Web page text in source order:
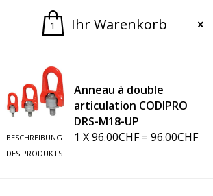
Bitte um ein Angebot
1 Ihr Warenkorb
BESCHREIBUNG
DES PRODUKTS
Anneau à double
articulation CODIPRO
DRS-M18-UP
1 X96.00CHF = 96.00CHF